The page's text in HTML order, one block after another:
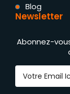
Blog
Newsletter
Abonnez-